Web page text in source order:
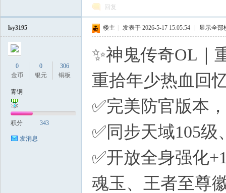
回复
lsy3195
0
金币
0
银元
306
铜板
青铜
积分 343
发消息
楼主 发表于 2026-5-17 15:05:54 显示全部
✨神鬼传奇OL｜
重拾年少热血回
✅完美防官版本
✅同步天域105
✅开放全身强化
魂玉、王者至尊